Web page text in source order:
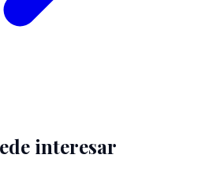
interesar